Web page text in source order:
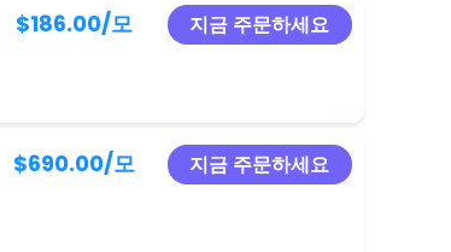
$186.00/모 지금 주문하세요
$690.00/모 지금 주문하세요